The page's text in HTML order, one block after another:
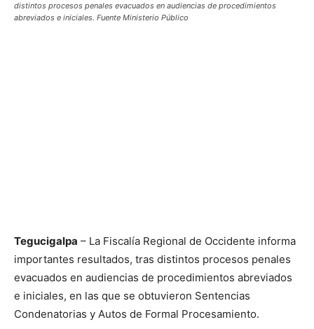
distintos procesos penales evacuados en audiencias de procedimientos
abreviados e iniciales. Fuente Ministerio Público
Tegucigalpa – La Fiscalía Regional de Occidente informa
importantes resultados, tras distintos procesos penales
evacuados en audiencias de procedimientos abreviados
e iniciales, en las que se obtuvieron Sentencias
Condenatorias y Autos de Formal Procesamiento.